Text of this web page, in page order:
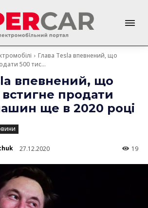
Глава Tesla впевнений, що
500 тис...
впевнений, що
встигне продати
ще в 2020 році
27.12.2020 19